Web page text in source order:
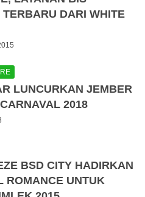
TERBARU DARI WHITE
LUNCURKAN JEMBER
2018
BSD CITY HADIRKAN
ROMANCE UNTUK